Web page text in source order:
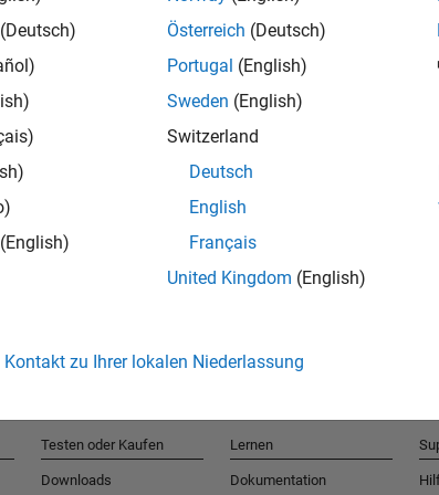
Erhalten Sie
(Deutsch)
(English)
Österreich (Deutsch)
Portugal (English)
Sweden (English)
Switzerland
Deutsch
English
Français
United Kingdom (English)
Kontakt zu Ihrer lokalen Niederlassung
Testen oder Kaufen
Downloads
Lernen
Dokumentation